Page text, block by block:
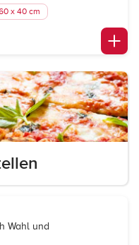
x 40 cm
Wahl und